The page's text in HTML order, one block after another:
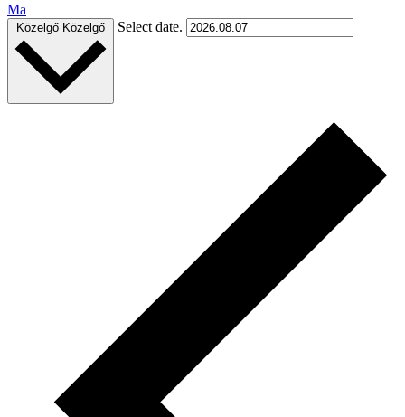
Ma
Közelgő Közelgő Select date.